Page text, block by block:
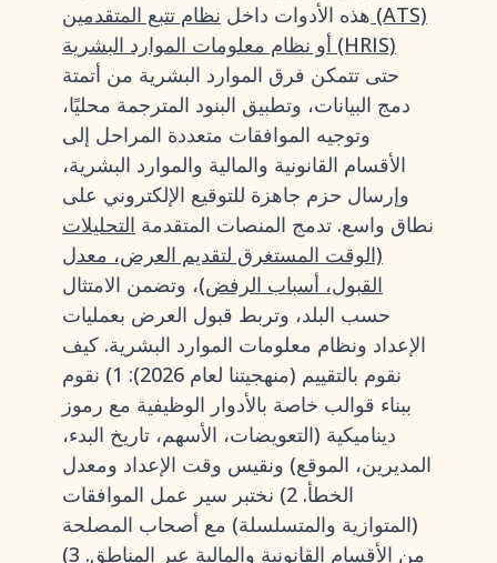
هذه الأدوات داخل نظام تتبع المتقدمين (ATS)
أو نظام معلومات الموارد البشرية (HRIS)
حتى تتمكن فرق الموارد البشرية من أتمتة
دمج البيانات، وتطبيق البنود المترجمة محليًا،
وتوجيه الموافقات متعددة المراحل إلى
الأقسام القانونية والمالية والموارد البشرية،
وإرسال حزم جاهزة للتوقيع الإلكتروني على
نطاق واسع. تدمج المنصات المتقدمة التحليلات
(الوقت المستغرق لتقديم العرض، معدل
القبول، أسباب الرفض)، وتضمن الامتثال
حسب البلد، وتربط قبول العرض بعمليات
الإعداد ونظام معلومات الموارد البشرية. كيف
نقوم بالتقييم (منهجيتنا لعام 2026): 1) نقوم
ببناء قوالب خاصة بالأدوار الوظيفية مع رموز
ديناميكية (التعويضات، الأسهم، تاريخ البدء،
المديرين، الموقع) ونقيس وقت الإعداد ومعدل
الخطأ. 2) نختبر سير عمل الموافقات
(المتوازية والمتسلسلة) مع أصحاب المصلحة
من الأقسام القانونية والمالية عبر المناطق. 3)